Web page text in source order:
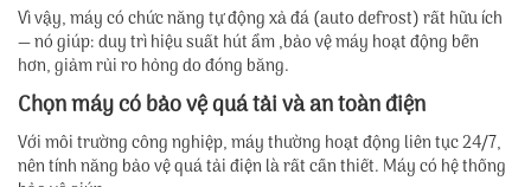
Vì vậy, máy có chức năng tự động xả đá (auto defrost) rất hữu ích
— nó giúp: duy trì hiệu suất hút ẩm ,bảo vệ máy hoạt động bền
hơn, giảm rủi ro hỏng do đóng băng.
Chọn máy có bảo vệ quá tải và an toàn điện
Với môi trường công nghiệp, máy thường hoạt động liên tục 24/7,
nên tính năng bảo vệ quá tải điện là rất cần thiết. Máy có hệ thống